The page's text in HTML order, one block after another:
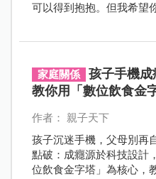
可以得到抱抱。但我希望
家庭關係
孩子手機成
教你用「數位飲食金
作者： 親子天下
孩子沉迷手機，父母別再
點破：成癮源於科技設計
位飲食金字塔」為核心，